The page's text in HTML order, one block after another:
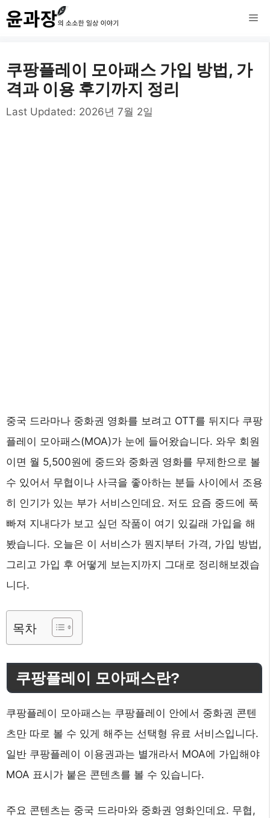
컨
텐
로
건
너
메
쿠팡플레이 모아패스 가입 방법, 가
격과 이용 후기까지 정리
Last Updated: 2026년 7월 2일
중국 드라마나 중화권 영화를 보려고 OTT를 뒤지다 쿠팡
플레이 모아패스(MOA)가 눈에 들어왔습니다. 와우 회원
이면 월 5,500원에 중드와 중화권 영화를 무제한으로 볼
수 있어서 무협이나 사극을 좋아하는 분들 사이에서 조용
히 인기가 있는 부가 서비스인데요. 저도 요즘 중드에 푹
빠져 지내다가 보고 싶던 작품이 여기 있길래 가입을 해
봤습니다. 오늘은 이 서비스가 뭔지부터 가격, 가입 방법,
그리고 가입 후 어떻게 보는지까지 그대로 정리해보겠습
니다.
목차
쿠팡플레이 모아패스란?
쿠팡플레이 모아패스는 쿠팡플레이 안에서 중화권 콘텐
츠만 따로 볼 수 있게 해주는 선택형 유료 서비스입니다.
일반 쿠팡플레이 이용권과는 별개라서 MOA에 가입해야
MOA 표시가 붙은 콘텐츠를 볼 수 있습니다.
주요 콘텐츠는 중국 드라마와 중화권 영화인데요. 무협,